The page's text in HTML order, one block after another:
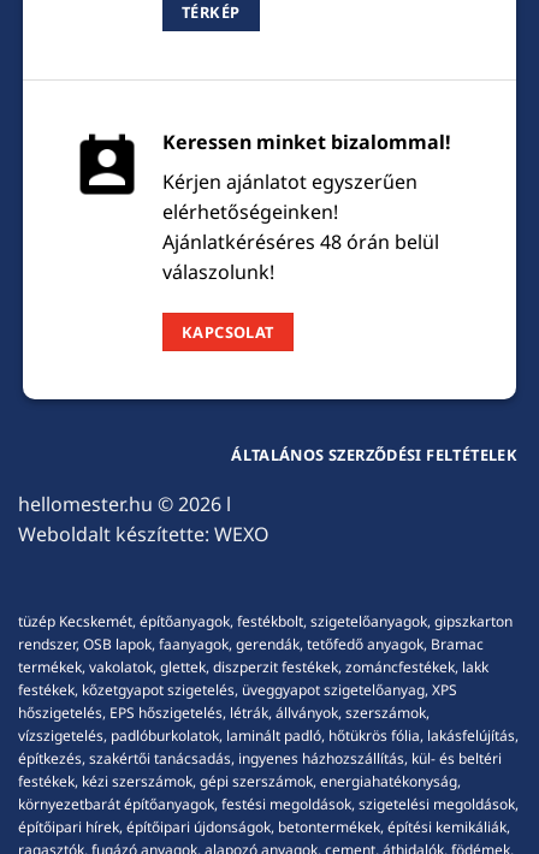
TÉRKÉP
Keressen minket bizalommal!
Kérjen ajánlatot egyszerűen
elérhetőségeinken!
Ajánlatkéréséres 48 órán belül
válaszolunk!
KAPCSOLAT
hellomester.hu © 2026 l
Weboldalt készítette: WEXO
ÁLTALÁNOS SZERZŐDÉSI FELTÉTELEK
tüzép Kecskemét, építőanyagok, festékbolt, szigetelőanyagok, gipszkarton
rendszer, OSB lapok, faanyagok, gerendák, tetőfedő anyagok, Bramac
termékek, vakolatok, glettek, diszperzit festékek, zománcfestékek, lakk
festékek, kőzetgyapot szigetelés, üveggyapot szigetelőanyag, XPS
hőszigetelés, EPS hőszigetelés, létrák, állványok, szerszámok,
vízszigetelés, padlóburkolatok, laminált padló, hőtükrös fólia, lakásfelújítás,
építkezés, szakértői tanácsadás, ingyenes házhozszállítás, kül- és beltéri
festékek, kézi szerszámok, gépi szerszámok, energiahatékonyság,
környezetbarát építőanyagok, festési megoldások, szigetelési megoldások,
építőipari hírek, építőipari újdonságok, betontermékek, építési kemikáliák,